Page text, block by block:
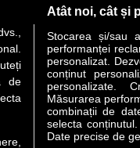
LIDERI ANALIZE HI-
de
Atât noi, cât și
Stocarea și/sau
performanței
personalizat.
conținut
personalizate.
Măsurarea
combinații de
selecta
Date precise de